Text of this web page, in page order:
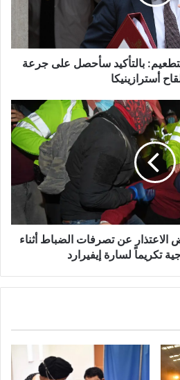
بالتأكيد سأحصل على جرعة
أسترازينيكا
عن تصرفات الضباط أثناء
تكريماً لسارة إيفيرارد